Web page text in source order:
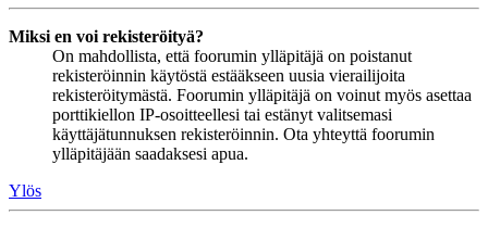
Miksi en voi rekisteröityä?
On mahdollista, että foorumin ylläpitäjä on poistanut
rekisteröinnin käytöstä estääkseen uusia vierailijoita
rekisteröitymästä. Foorumin ylläpitäjä on voinut myös asettaa
porttikiellon IP-osoitteellesi tai estänyt valitsemasi
käyttäjätunnuksen rekisteröinnin. Ota yhteyttä foorumin
ylläpitäjään saadaksesi apua.
Ylös